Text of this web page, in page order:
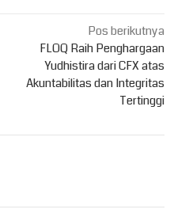
Pos berikutnya
FLOQ Raih Penghargaan
Yudhistira dari CFX atas
Akuntabilitas dan Integritas
Tertinggi